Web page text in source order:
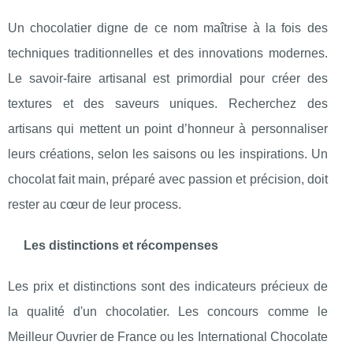
Un chocolatier digne de ce nom maîtrise à la fois des
techniques traditionnelles et des innovations modernes.
Le savoir-faire artisanal est primordial pour créer des
textures et des saveurs uniques. Recherchez des
artisans qui mettent un point d’honneur à personnaliser
leurs créations, selon les saisons ou les inspirations. Un
chocolat fait main, préparé avec passion et précision, doit
rester au cœur de leur process.
Les distinctions et récompenses
Les prix et distinctions sont des indicateurs précieux de
la qualité d'un chocolatier. Les concours comme le
Meilleur Ouvrier de France ou les International Chocolate